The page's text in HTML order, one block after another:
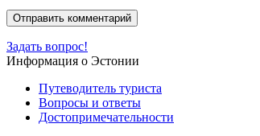
Задать вопрос!
Информация о Эстонии
Путеводитель туриста
Вопросы и ответы
Достопримечательности